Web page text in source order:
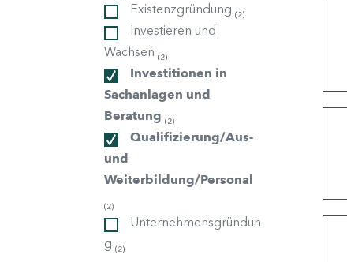
Existenzgründung (2)
Investieren und
Wachsen (2)
Investitionen in
Sachanlagen und
Beratung (2)
Qualifizierung/Aus-
und
Weiterbildung/Personal
(2)
Unternehmensgründun
g (2)